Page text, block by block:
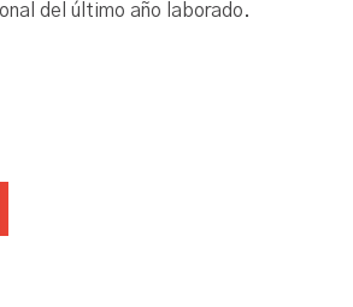
del último año laborado.